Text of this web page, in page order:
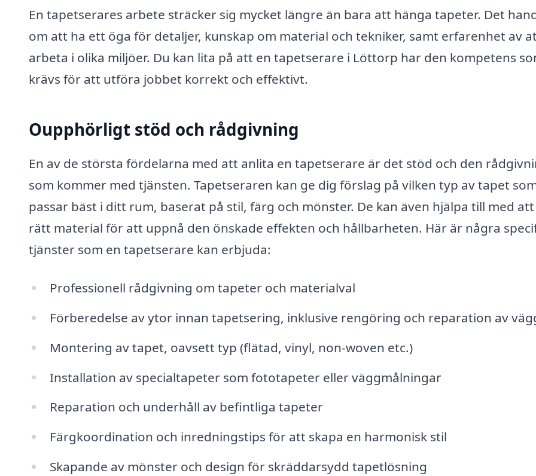
En tapetserares arbete sträcker sig mycket längre än bara att hänga tapeter. Det
om att ha ett öga för detaljer, kunskap om material och tekniker, samt erfarenhet av
arbeta i olika miljöer. Du kan lita på att en tapetserare i Löttorp har den kompetens
krävs för att utföra jobbet korrekt och effektivt.
Oupphörligt stöd och rådgivning
En av de största fördelarna med att anlita en tapetserare är det stöd och den
som kommer med tjänsten. Tapetseraren kan ge dig förslag på vilken typ av tapet
passar bäst i ditt rum, baserat på stil, färg och mönster. De kan även hjälpa till med
rätt material för att uppnå den önskade effekten och hållbarheten. Här är några
tjänster som en tapetserare kan erbjuda:
Professionell rådgivning om tapeter och materialval
Förberedelse av ytor innan tapetsering, inklusive rengöring och reparation av
Montering av tapet, oavsett typ (flätad, vinyl, non-woven etc.)
Installation av specialtapeter som fototapeter eller väggmålningar
Reparation och underhåll av befintliga tapeter
Färgkoordination och inredningstips för att skapa en harmonisk stil
Skapande av mönster och design för skräddarsydd tapetlösning